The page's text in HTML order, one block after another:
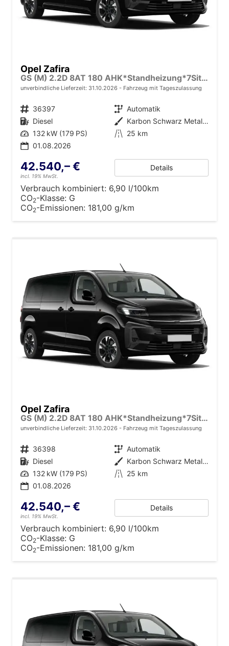
Opel Zafira
GS (M) 2.2D 8AT 180 AHK*Standheizung*7Sitzer*Leder*Android Auto*Navi*SHZ*Kamera
unverbindliche Lieferzeit: 31.10.2026 Fahrzeug mit Tageszulassung
Fahrzeugnr. 36397 Getriebe Automatik
Kraftstoff Diesel Außenfarbe
Karbon Schwarz Metallic
Leistung 132 kW (179 PS) Kilometerstand 25 km
01.08.2026
42.540,– €
incl. 19% MwSt.
Details
Verbrauch kombiniert: 6,90 l/100km
CO2-Klasse: G
CO2-Emissionen: 181,00 g/km
Opel Zafira
GS (M) 2.2D 8AT 180 AHK*Standheizung*7Sitzer*Leder*Android Auto*Navi*SHZ*Kamera
unverbindliche Lieferzeit: 31.10.2026 Fahrzeug mit Tageszulassung
Fahrzeugnr. 36398 Getriebe Automatik
Kraftstoff Diesel Außenfarbe
Karbon Schwarz Metallic
Leistung 132 kW (179 PS) Kilometerstand 25 km
01.08.2026
42.540,– €
incl. 19% MwSt.
Details
Verbrauch kombiniert: 6,90 l/100km
CO2-Klasse: G
CO2-Emissionen: 181,00 g/km